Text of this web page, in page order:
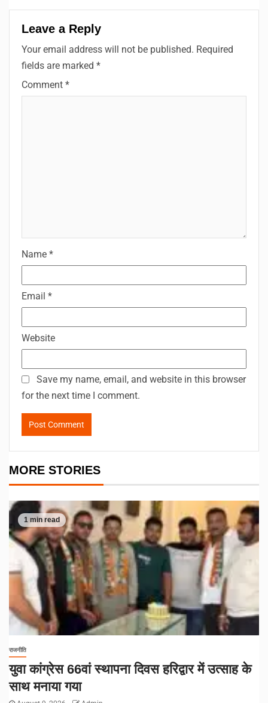
Leave a Reply
Your email address will not be published. Required
fields are marked *
Comment *
Name *
Email *
Website
Save my name, email, and website in this browser
for the next time I comment.
MORE STORIES
1 min read
राजनीति
युवा कांग्रेस 66वां स्थापना दिवस हरिद्वार में उत्साह के
साथ मनाया गया